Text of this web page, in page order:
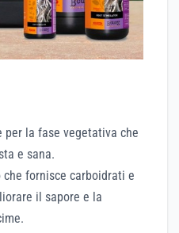
per la fase vegetativa che
e sana.
che fornisce carboidrati e
il sapore e la